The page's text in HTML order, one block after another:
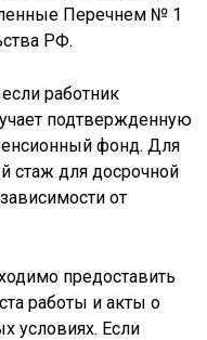
Перечнем № 1
РФ.
работник
подтвержденную
фонд. Для
стаж для досрочной
от
предоставить
работы и акты о
условиях. Если